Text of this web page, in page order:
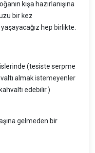
kışa hazırlanışına
bir kez
hep birlikte.
(tesiste serpme
almak istemeyenler
edebilir.)
gelmeden bir